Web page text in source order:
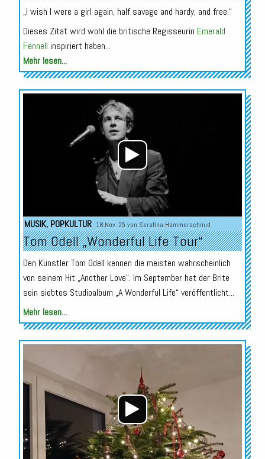
„I wish I were a girl again, half savage and hardy, and free.“
Dieses Zitat wird wohl die britische Regisseurin Emerald
Fennell inspiriert haben...
Mehr lesen...
Audio-
Player
MUSIK, POPKULTUR 18.Nov. 25 von Serafina Hammerschmid
Tom Odell „Wonderful Life Tour“
Den Künstler Tom Odell kennen die meisten wahrscheinlich
von seinem Hit „Another Love“. Im September hat der Brite
sein siebtes Studioalbum „A Wonderful Life“ veröffentlicht...
Mehr lesen...
Audio-
Player